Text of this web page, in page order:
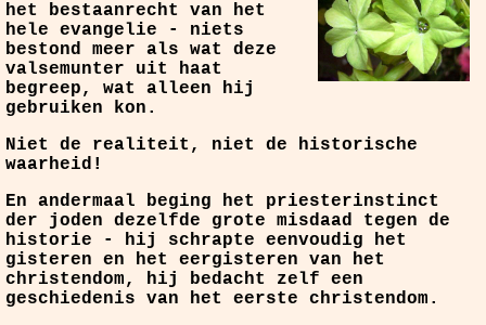
het bestaanrecht van het
hele evangelie - niets
bestond meer als wat deze
valsemunter uit haat
begreep, wat alleen hij
gebruiken kon.
Niet de realiteit, niet de historische
waarheid!
En andermaal beging het priesterinstinct
der joden dezelfde grote misdaad tegen de
historie - hij schrapte eenvoudig het
gisteren en het eergisteren van het
christendom, hij bedacht zelf een
geschiedenis van het eerste christendom.